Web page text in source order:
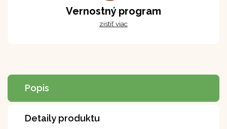
Vernostný program
zistiť viac
Popis
Detaily produktu